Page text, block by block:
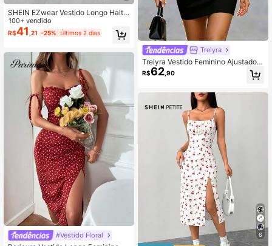
SHEIN EZwear Vestido Longo Halte
rneck Colante Minimalista Casual c
om Estampa de Cereja, Adequado p
ara o Verão
100+ vendido
R$41 ,21 -25% Últimos 2 dias
#Vestido Floral
Trelyra
Trelyra Vestido Feminino Ajustado S
exy com Gola Redonda, Textura e P
atchwork, Manga Curta
R$62 ,90
6